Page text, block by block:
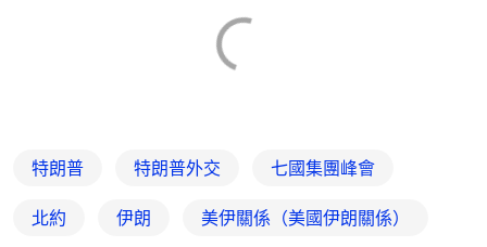
特朗普 特朗普外交 七國集團峰會
北約 伊朗 美伊關係（美國伊朗關係）